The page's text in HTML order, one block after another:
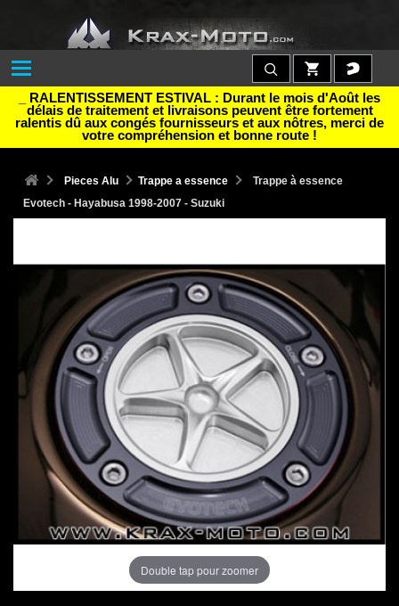
_ RALENTISSEMENT ESTIVAL : Durant le mois d'Août les
délais de traitement et livraisons peuvent être fortement
ralentis dû aux congés fournisseurs et aux nôtres, merci de
votre compréhension et bonne route !
Pieces Alu Trappe a essence
Trappe à essence
Evotech - Hayabusa 1998-2007 - Suzuki
Double tap pour zoomer